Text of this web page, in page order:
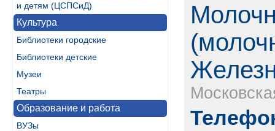
и детям (ЦСПСиД)
Культура
Библиотеки городские
Библиотеки детские
Музеи
Театры
Образование и работа
ВУЗы